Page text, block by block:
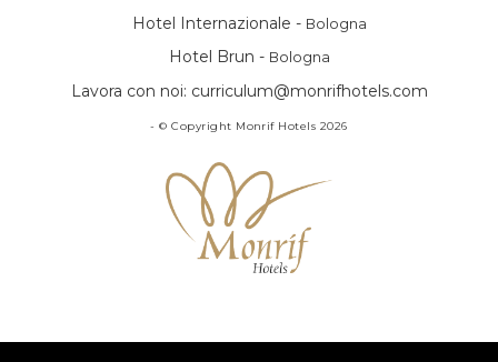
Hotel Internazionale - Bologna
Hotel Brun - Bologna
Lavora con noi: curriculum@monrifhotels.com
- © Copyright Monrif Hotels 2026